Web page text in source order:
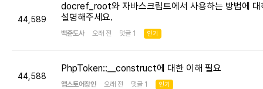
44,589
docref_root와 자바스크립트에서 사용하는 방법에 대
설명해주세요.
백준도사 오래 전 댓글 1 인기
44,588
PhpToken::__construct에 대한 이해 필요
앱스토어장인 오래 전 댓글 1 인기